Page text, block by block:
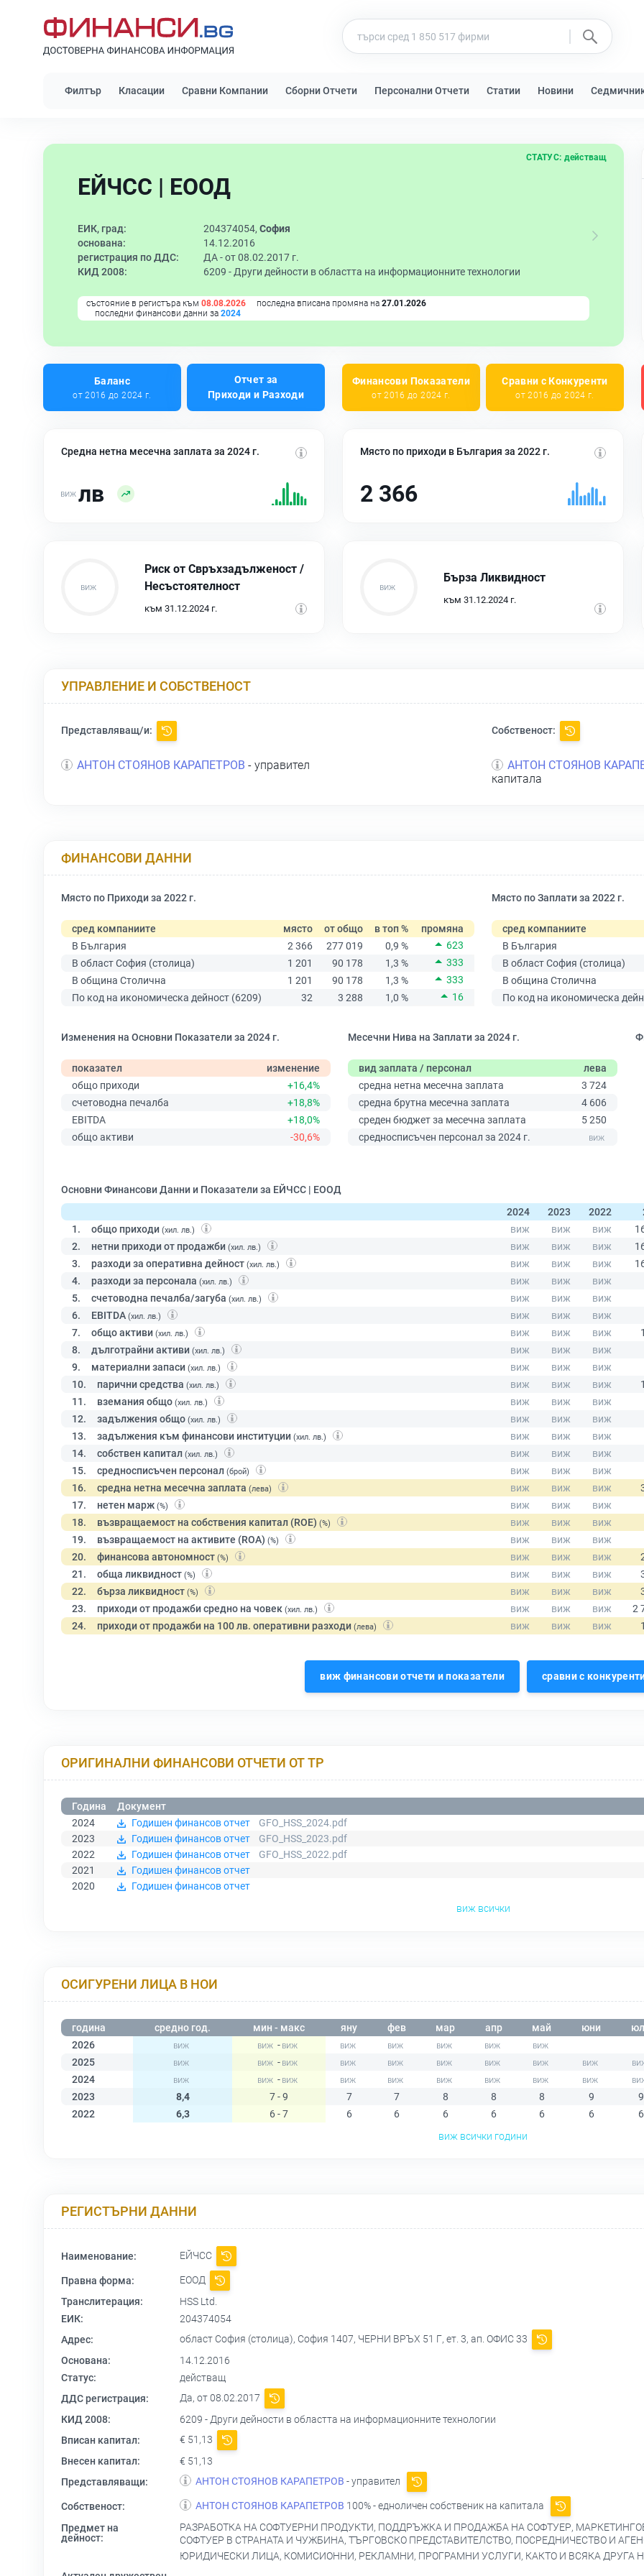
Филтър Класации Сравни Компании Сборни Отчети Персонални Отчети Статии Новини
ЕЙЧСС | ЕООД
СТАТУС: действащ
ЕИК, град: 204374054, София
основана:
14.12.2016
регистрация по ДДС:
ДА - от 08.02.2017 г.
КИД 2008:
6209 - Други дейности в областта на информационните технологии
състояние в регистъра към 08.08.2026 последна вписана промяна на 27.01.2026
последни финансови данни за 2024
Баланс
от 2016 до 2024 г.
Отчет за
Приходи и Разходи
Финансови Показатели
от 2016 до 2024 г.
Сравни с Конкуренти
от 2016 до 2024 г.
Средна нетна месечна заплата за 2024 г.
лв
Място по приходи в България за 2022 г.
2 366
Риск от Свръхзадълженост /
Несъстоятелност
към 31.12.2024 г.
Бърза Ликвидност
към 31.12.2024 г.
УПРАВЛЕНИЕ И СОБСТВЕНОСТ
Представляващ/и:
АНТОН СТОЯНОВ КАРАПЕТРОВ - управител
Собственост:
АНТОН СТОЯНОВ
капитала
ФИНАНСОВИ ДАННИ
Място по Приходи за 2022 г.
сред компаниите място от общо в топ %
промяна
В България
2 366 277 019 0,9 %
623
В област София (столица)
1 201 90 178 1,3 %
333
В община Столична
1 201 90 178 1,3 %
333
По код на икономическа дейност (6209)
32 3 288 1,0 % 16
Място по Заплати за 2022 г.
сред компаниите
В България
В област София (столица)
В община Столична
По код на икономическа
Изменения на Основни Показатели за 2024 г.
показател
изменение
общо приходи
+16,4%
счетоводна печалба
+18,8%
EBITDA
+18,0%
общо активи
-30,6%
Месечни Нива на Заплати за 2024 г.
вид заплата / персонал
лева
средна нетна месечна заплата
3 724
средна брутна месечна заплата
4 606
среден бюджет за месечна заплата
5 250
средносписъчен персонал за 2024 г.
Основни Финансови Данни и Показатели за ЕЙЧСС | ЕООД
2024
2023 2022
1.
общо приходи (хил. лв.)
2. нетни приходи от продажби (хил. лв.)
3. разходи за оперативна дейност (хил. лв.)
4. разходи за персонала (хил. лв.)
5. счетоводна печалба/загуба (хил. лв.)
6. EBITDA (хил. лв.)
7. общо активи (хил. лв.)
8. дълготрайни активи (хил. лв.)
9. материални запаси (хил. лв.)
10. парични средства (хил. лв.)
11. вземания общо (хил. лв.)
12. задължения общо (хил. лв.)
13. задължения към финансови институции (хил. лв.)
14. собствен капитал (хил. лв.)
15. средносписъчен персонал (брой)
16. средна нетна месечна заплата (лева)
17. нетен марж (%)
18. възвращаемост на собствения капитал (ROE) (%)
19. възвращаемост на активите (ROA) (%)
20. финансова автономност (%)
21. обща ликвидност (%)
22. бърза ликвидност (%)
23. приходи от продажби средно на човек (хил. лв.)
24. приходи от продажби на 100 лв. оперативни разходи (лева)
виж финансови отчети и показатели сравни с
ОРИГИНАЛНИ ФИНАНСОВИ ОТЧЕТИ ОТ ТР
Година
Документ
2024
Годишен финансов отчет
GFO_HSS_2024.pdf
2023
Годишен финансов отчет
GFO_HSS_2023.pdf
2022
Годишен финансов отчет
GFO_HSS_2022.pdf
2021
Годишен финансов отчет
2020
Годишен финансов отчет
виж всички
ОСИГУРЕНИ ЛИЦА В НОИ
година средно год. мин - макс яну фев мар апр май юни
2026
-
2025
-
2024
-
2023
8,4 7 - 9 7 7 8 8 8 9
9
2022
6,3 6 - 7 6 6 6 6 6 6
6
виж всички години
РЕГИСТЪРНИ ДАННИ
Наименование: ЕЙЧСС
Правна форма:
ЕООД
Транслитерация:
HSS Ltd.
ЕИК:
204374054
Адрес:
област София (столица), София 1407, ЧЕРНИ ВРЪХ 51 Г, ет. 3, ап. ОФИС 33
Основана:
14.12.2016
Статус:
действащ
ДДС регистрация:
Да, от 08.02.2017
КИД 2008:
6209 - Други дейности в областта на информационните технологии
Вписан капитал:
€ 51,13
Внесен капитал:
€ 51,13
Представляващи:
АНТОН СТОЯНОВ КАРАПЕТРОВ - управител
Собственост: АНТОН СТОЯНОВ КАРАПЕТРОВ 100% - едноличен собственик на капитала
Предмет на
дейност:
РАЗРАБОТКА НА СОФТУЕРНИ ПРОДУКТИ, ПОДДРЪЖКА И ПРОДАЖБА НА СОФТУЕР,
СОФТУЕР В СТРАНАТА И ЧУЖБИНА, ТЪРГОВСКО ПРЕДСТАВИТЕЛСТВО, ПОСРЕДНИЧЕСТВО И
ЮРИДИЧЕСКИ ЛИЦА, КОМИСИОННИ, РЕКЛАМНИ, ПРОГРАМНИ УСЛУГИ, КАКТО И ВСЯКА ДРУГА